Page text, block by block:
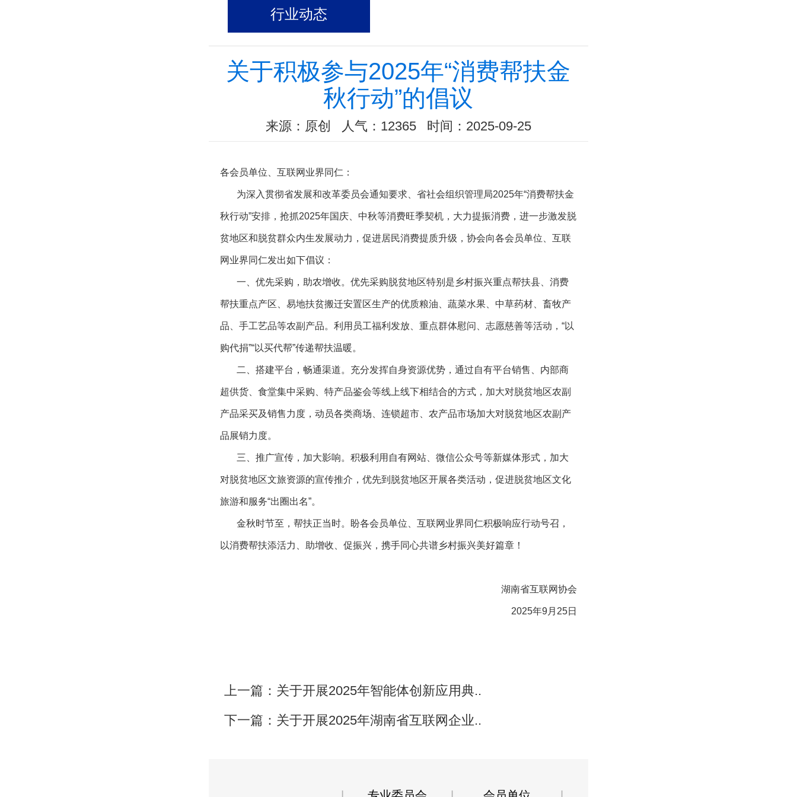
行业动态
关于积极参与2025年“消费帮扶金
秋行动”的倡议
来源：原创 人气：12365 时间：2025-09-25
各会员单位、互联网业界同仁：
为深入贯彻省发展和改革委员会通知要求、省社会组织管理局2025年“消费帮扶金
秋行动”安排，抢抓2025年国庆、中秋等消费旺季契机，大力提振消费，进一步激发脱
贫地区和脱贫群众内生发展动力，促进居民消费提质升级，协会向各会员单位、互联
网业界同仁发出如下倡议：
一、优先采购，助农增收。优先采购脱贫地区特别是乡村振兴重点帮扶县、消费
帮扶重点产区、易地扶贫搬迁安置区生产的优质粮油、蔬菜水果、中草药材、畜牧产
品、手工艺品等农副产品。利用员工福利发放、重点群体慰问、志愿慈善等活动，“以
购代捐”“以买代帮”传递帮扶温暖。
二、搭建平台，畅通渠道。充分发挥自身资源优势，通过自有平台销售、内部商
超供货、食堂集中采购、特产品鉴会等线上线下相结合的方式，加大对脱贫地区农副
产品采买及销售力度，动员各类商场、连锁超市、农产品市场加大对脱贫地区农副产
品展销力度。
三、推广宣传，加大影响。积极利用自有网站、微信公众号等新媒体形式，加大
对脱贫地区文旅资源的宣传推介，优先到脱贫地区开展各类活动，促进脱贫地区文化
旅游和服务“出圈出名”。
金秋时节至，帮扶正当时。盼各会员单位、互联网业界同仁积极响应行动号召，
以消费帮扶添活力、助增收、促振兴，携手同心共谱乡村振兴美好篇章！
湖南省互联网协会
2025年9月25日
上一篇： 关于开展2025年智能体创新应用典..
下一篇： 关于开展2025年湖南省互联网企业..